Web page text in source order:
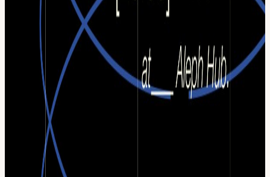
View URL of the source ↗